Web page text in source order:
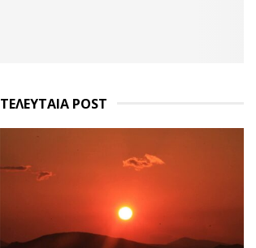
ΤΕΛΕΥΤΑΙΑ POST